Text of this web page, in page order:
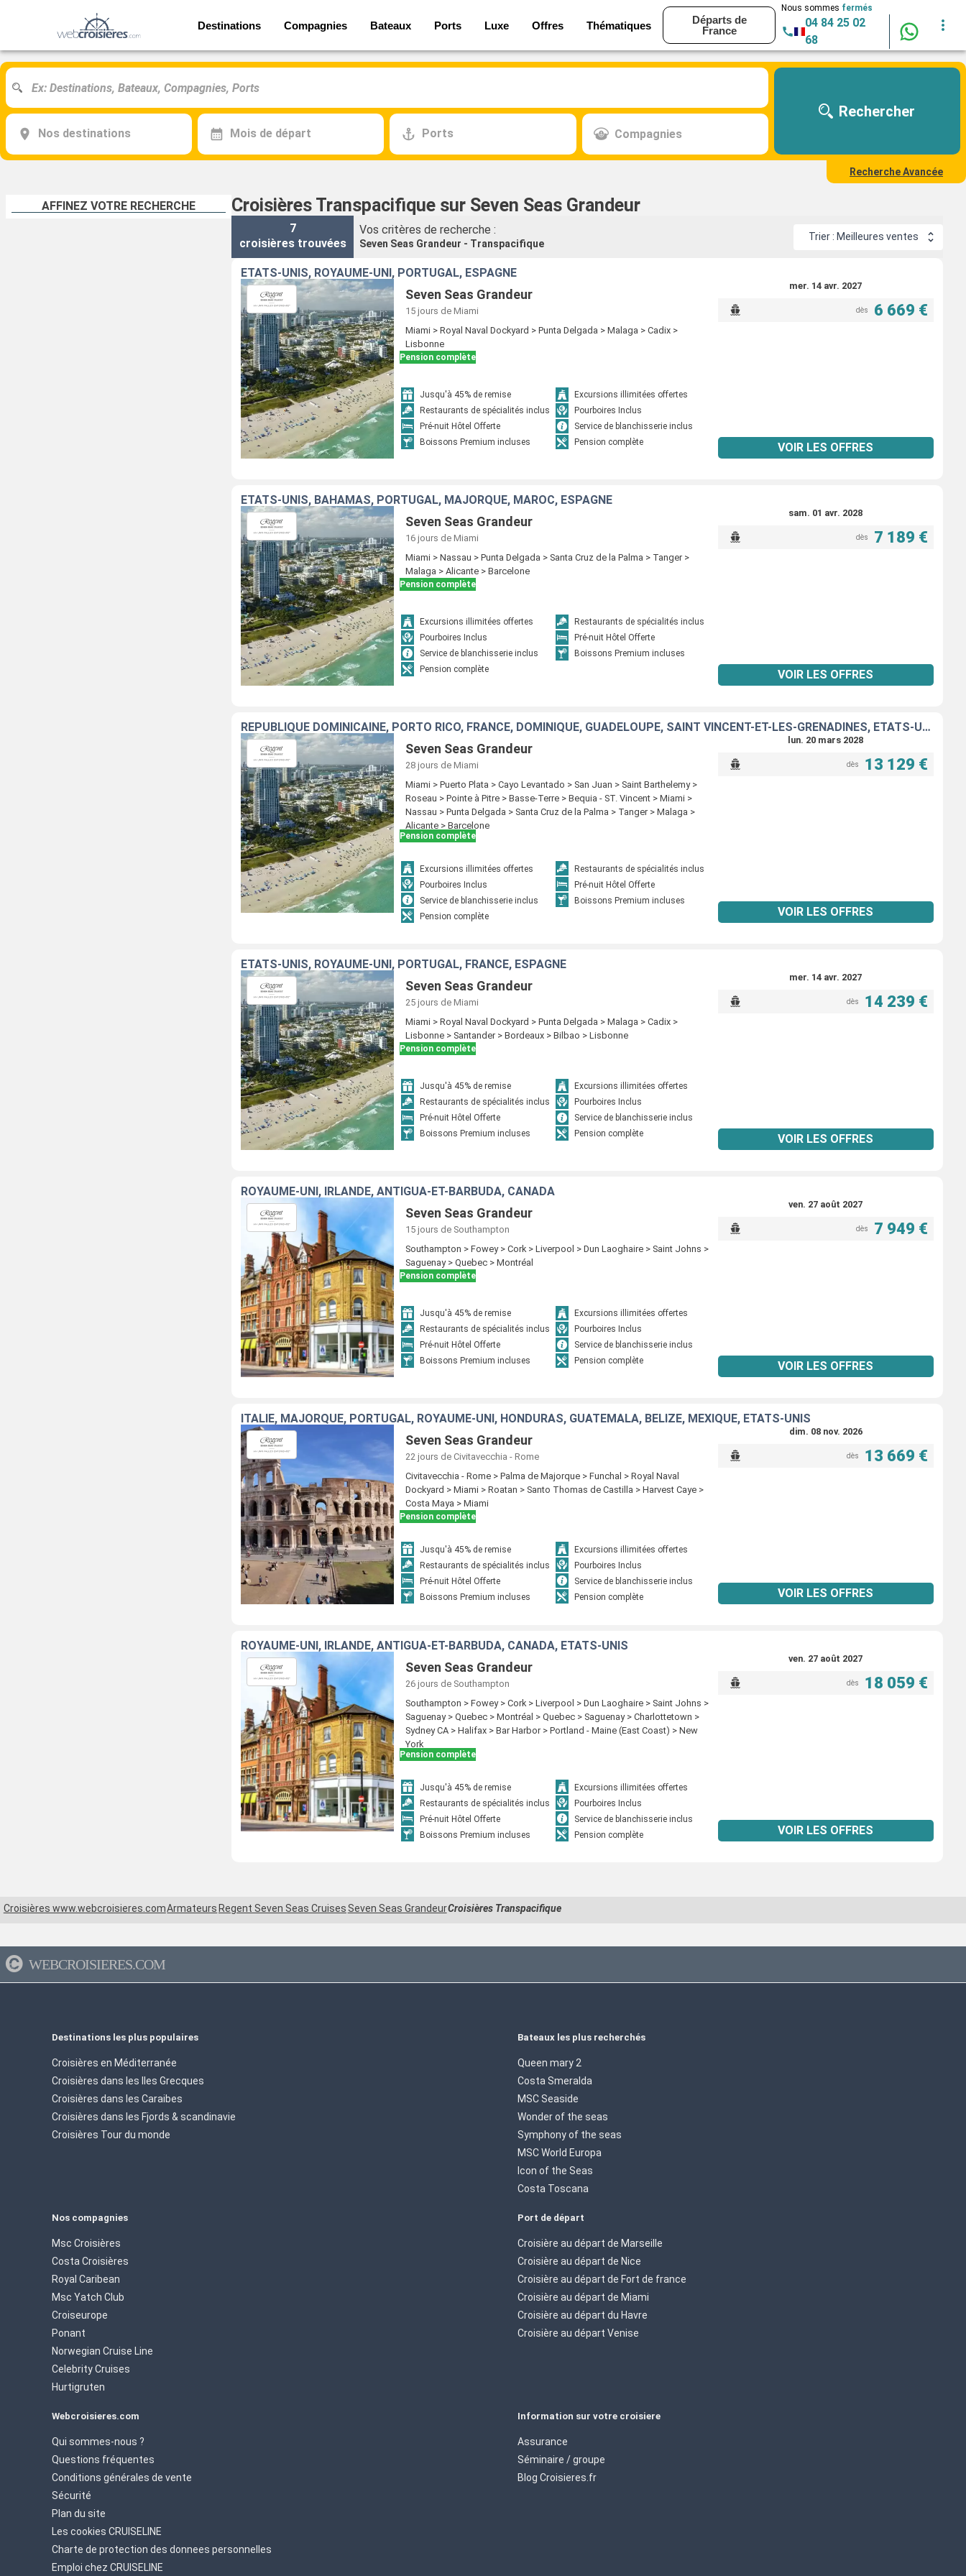
Destinations Compagnies Bateaux Ports Luxe Offres Thématiques
Départs de
France
Nous sommes fermés
04 84 25 02
68
Nos destinations Mois de départ Ports Compagnies
Rechercher
Recherche Avancée
AFFINEZ VOTRE RECHERCHE Croisières Transpacifique sur Seven Seas Grandeur
7
croisières trouvées
Vos critères de recherche :
Seven Seas Grandeur - Transpacifique
Trier : Meilleures ventes
ÉTATS-UNIS, ROYAUME-UNI, PORTUGAL, ESPAGNE
Seven Seas Grandeur
15 jours de Miami
Miami > Royal Naval Dockyard > Punta Delgada > Malaga > Cadix >
Lisbonne
Pension complète
Jusqu'à 45% de remise
Excursions illimitées offertes
Restaurants de spécialités inclus
Pourboires Inclus
Pré-nuit Hôtel Offerte
Service de blanchisserie inclus
Boissons Premium incluses
Pension complète
mer. 14 avr. 2027
dès 6 669 €
VOIR LES OFFRES
ÉTATS-UNIS, BAHAMAS, PORTUGAL, MAJORQUE, MAROC, ESPAGNE
Seven Seas Grandeur
16 jours de Miami
Miami > Nassau > Punta Delgada > Santa Cruz de la Palma > Tanger >
Malaga > Alicante > Barcelone
Pension complète
Excursions illimitées offertes
Restaurants de spécialités inclus
Pourboires Inclus
Pré-nuit Hôtel Offerte
Service de blanchisserie inclus
Boissons Premium incluses
Pension complète
sam. 01 avr. 2028
dès 7 189 €
VOIR LES OFFRES
RÉPUBLIQUE DOMINICAINE, PORTO RICO, FRANCE, DOMINIQUE, GUADELOUPE, SAINT VINCENT-ET-LES-GRENADINES, ÉTATS-UNIS, BAHAMAS, PORTUGAL, MAJORQUE, MAROC, ESPAGNE
Seven Seas Grandeur
28 jours de Miami
Miami > Puerto Plata > Cayo Levantado > San Juan > Saint Barthelemy >
Roseau > Pointe à Pitre > Basse-Terre > Bequia - ST. Vincent > Miami >
Nassau > Punta Delgada > Santa Cruz de la Palma > Tanger > Malaga >
Alicante > Barcelone
Pension complète
Excursions illimitées offertes
Restaurants de spécialités inclus
Pourboires Inclus
Pré-nuit Hôtel Offerte
Service de blanchisserie inclus
Boissons Premium incluses
Pension complète
lun. 20 mars 2028
dès 13 129 €
VOIR LES OFFRES
ÉTATS-UNIS, ROYAUME-UNI, PORTUGAL, FRANCE, ESPAGNE
Seven Seas Grandeur
25 jours de Miami
Miami > Royal Naval Dockyard > Punta Delgada > Malaga > Cadix >
Lisbonne > Santander > Bordeaux > Bilbao > Lisbonne
Pension complète
Jusqu'à 45% de remise
Excursions illimitées offertes
Restaurants de spécialités inclus
Pourboires Inclus
Pré-nuit Hôtel Offerte
Service de blanchisserie inclus
Boissons Premium incluses
Pension complète
mer. 14 avr. 2027
dès 14 239 €
VOIR LES OFFRES
ROYAUME-UNI, IRLANDE, ANTIGUA-ET-BARBUDA, CANADA
Seven Seas Grandeur
15 jours de Southampton
Southampton > Fowey > Cork > Liverpool > Dun Laoghaire > Saint Johns >
Saguenay > Quebec > Montréal
Pension complète
Jusqu'à 45% de remise
Excursions illimitées offertes
Restaurants de spécialités inclus
Pourboires Inclus
Pré-nuit Hôtel Offerte
Service de blanchisserie inclus
Boissons Premium incluses
Pension complète
ven. 27 août 2027
dès 7 949 €
VOIR LES OFFRES
ITALIE, MAJORQUE, PORTUGAL, ROYAUME-UNI, HONDURAS, GUATEMALA, BELIZE, MEXIQUE, ÉTATS-UNIS
Seven Seas Grandeur
22 jours de Civitavecchia - Rome
Civitavecchia - Rome > Palma de Majorque > Funchal > Royal Naval
Dockyard > Miami > Roatan > Santo Thomas de Castilla > Harvest Caye >
Costa Maya > Miami
Pension complète
Jusqu'à 45% de remise
Excursions illimitées offertes
Restaurants de spécialités inclus
Pourboires Inclus
Pré-nuit Hôtel Offerte
Service de blanchisserie inclus
Boissons Premium incluses
Pension complète
dim. 08 nov. 2026
dès 13 669 €
VOIR LES OFFRES
ROYAUME-UNI, IRLANDE, ANTIGUA-ET-BARBUDA, CANADA, ÉTATS-UNIS
Seven Seas Grandeur
26 jours de Southampton
Southampton > Fowey > Cork > Liverpool > Dun Laoghaire > Saint Johns >
Saguenay > Quebec > Montréal > Quebec > Saguenay > Charlottetown >
Sydney CA > Halifax > Bar Harbor > Portland - Maine (East Coast) > New
York
Pension complète
Jusqu'à 45% de remise
Excursions illimitées offertes
Restaurants de spécialités inclus
Pourboires Inclus
Pré-nuit Hôtel Offerte
Service de blanchisserie inclus
Boissons Premium incluses
Pension complète
ven. 27 août 2027
dès 18 059 €
VOIR LES OFFRES
Croisières www.webcroisieres.comArmateurs Regent Seven Seas Cruises Seven Seas GrandeurCroisières Transpacifique
WEBCROISIERES.COM
Destinations les plus populaires
Croisières en Méditerranée
Croisières dans les Iles Grecques
Croisières dans les Caraibes
Croisières dans les Fjords & scandinavie
Croisières Tour du monde
Bateaux les plus recherchés
Queen mary 2
Costa Smeralda
MSC Seaside
Wonder of the seas
Symphony of the seas
MSC World Europa
Icon of the Seas
Costa Toscana
Nos compagnies
Msc Croisières
Costa Croisières
Royal Caribean
Msc Yatch Club
Croiseurope
Ponant
Norwegian Cruise Line
Celebrity Cruises
Hurtigruten
Port de départ
Croisière au départ de Marseille
Croisière au départ de Nice
Croisière au départ de Fort de france
Croisière au départ de Miami
Croisière au départ du Havre
Croisière au départ Venise
Webcroisieres.com
Qui sommes-nous ?
Questions fréquentes
Conditions générales de vente
Sécurité
Plan du site
Les cookies CRUISELINE
Charte de protection des donnees personnelles
Emploi chez CRUISELINE
Information sur votre croisiere
Assurance
Séminaire / groupe
Blog Croisieres.fr